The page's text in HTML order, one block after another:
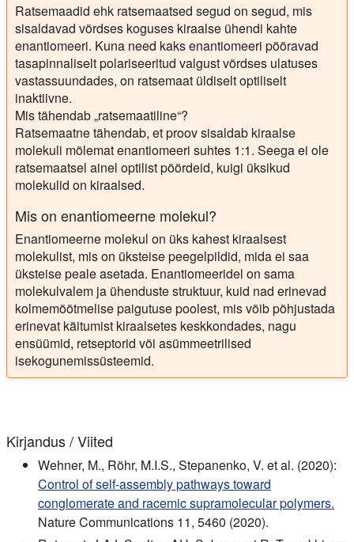
Ratsemaadid ehk ratsemaatsed segud on segud, mis
sisaldavad võrdses koguses kiraalse ühendi kahte
enantiomeeri. Kuna need kaks enantiomeeri pööravad
tasapinnaliselt polariseeritud valgust võrdses ulatuses
vastassuundades, on ratsemaat üldiselt optiliselt
inaktiivne.
Mis tähendab „ratsemaatiline“?
Ratsemaatne tähendab, et proov sisaldab kiraalse
molekuli mõlemat enantiomeeri suhtes 1:1. Seega ei ole
ratsemaatsel ainel optilist pöördeid, kuigi üksikud
molekulid on kiraalsed.
Mis on enantiomeerne molekul?
Enantiomeerne molekul on üks kahest kiraalsest
molekulist, mis on üksteise peegelpildid, mida ei saa
üksteise peale asetada. Enantiomeeridel on sama
molekulvalem ja ühenduste struktuur, kuid nad erinevad
kolmemõõtmelise paigutuse poolest, mis võib põhjustada
erinevat käitumist kiraalsetes keskkondades, nagu
ensüümid, retseptorid või asümmeetrilised
isekogunemissüsteemid.
Kirjandus / Viited
Wehner, M., Röhr, M.I.S., Stepanenko, V. et al. (2020):
Control of self-assembly pathways toward
conglomerate and racemic supramolecular polymers.
Nature Communications 11, 5460 (2020).